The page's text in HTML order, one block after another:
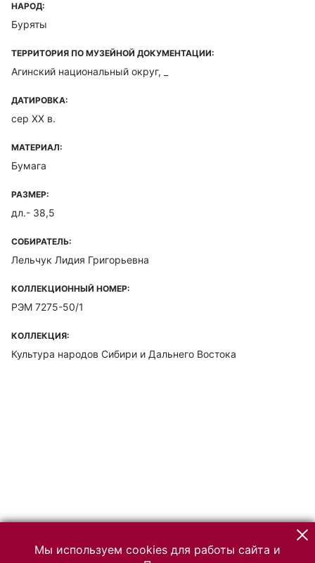
НАРОД:
Буряты
ТЕРРИТОРИЯ ПО МУЗЕЙНОЙ ДОКУМЕНТАЦИИ:
Агинский национальный округ, _
ДАТИРОВКА:
сер ХХ в.
МАТЕРИАЛ:
Бумага
РАЗМЕР:
дл.- 38,5
СОБИРАТЕЛЬ:
Лельчук Лидия Григорьевна
КОЛЛЕКЦИОННЫЙ НОМЕР:
РЭМ 7275-50/1
КОЛЛЕКЦИЯ:
Культура народов Сибири и Дальнего Востока
Мы используем cookies для работы сайта и